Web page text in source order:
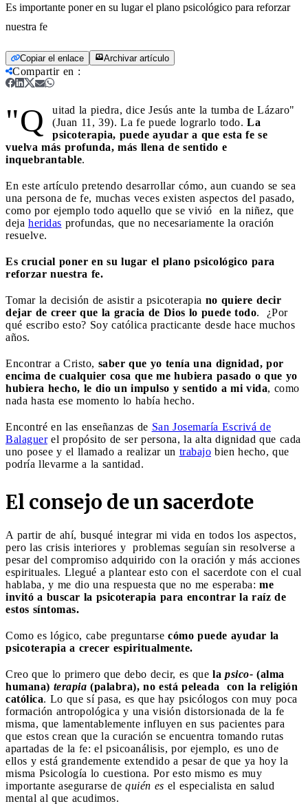
Es importante poner en su lugar el plano psicológico para reforzar
nuestra fe
Copiar el enlace Archivar artículo
Compartir en :
"Q
uitad la piedra, dice Jesús ante la tumba de Lázaro"
(Juan 11, 39). La fe puede lograrlo todo. La
psicoterapia, puede ayudar a que esta fe se
vuelva más profunda, más llena de sentido e
inquebrantable.
En este artículo pretendo desarrollar cómo, aun cuando se sea
una persona de fe, muchas veces existen aspectos del pasado,
como por ejemplo todo aquello que se vivió en la niñez, que
deja heridas profundas, que no necesariamente la oración
resuelve.
Es crucial poner en su lugar el plano psicológico para
reforzar nuestra fe.
Tomar la decisión de asistir a psicoterapia no quiere decir
dejar de creer que la gracia de Dios lo puede todo. ¿Por
qué escribo esto? Soy católica practicante desde hace muchos
años.
Encontrar a Cristo, saber que yo tenía una dignidad, por
encima de cualquier cosa que me hubiera pasado o que yo
hubiera hecho, le dio un impulso y sentido a mi vida, como
nada hasta ese momento lo había hecho.
Encontré en las enseñanzas de San Josemaría Escrivá de
Balaguerel propósito de ser persona, la alta dignidad que cada
uno posee y el llamado a realizar un trabajo bien hecho, que
podría llevarme a la santidad.
El consejo de un sacerdote
A partir de ahí, busqué integrar mi vida en todos los aspectos,
pero las crisis interiores y problemas seguían sin resolverse a
pesar del compromiso adquirido con la oración y más acciones
espirituales. Llegué a plantear esto con el sacerdote con el cual
hablaba, y me dio una respuesta que no me esperaba: me
invitó a buscar la psicoterapia para encontrar la raíz de
estos síntomas.
Como es lógico, cabe preguntarse cómo puede ayudar la
psicoterapia a crecer espiritualmente.
Creo que lo primero que debo decir, es que la psico- (alma
humana) terapia (palabra), no está peleada con la religión
católica. Lo que sí pasa, es que hay psicólogos con muy poca
formación antropológica y una visión distorsionada de la fe
misma, que lamentablemente influyen en sus pacientes para
que estos crean que la curación se encuentra tomando rutas
apartadas de la fe: el psicoanálisis, por ejemplo, es uno de
ellos y está grandemente extendido a pesar de que ya hoy la
misma Psicología lo cuestiona. Por esto mismo es muy
importante asegurarse de quién es el especialista en salud
mental al que acudimos.